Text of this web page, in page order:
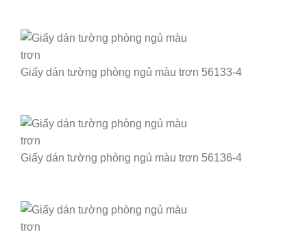
Giấy dán tường phòng ngủ màu trơn 56133-4
Giấy dán tường phòng ngủ màu trơn 56136-4